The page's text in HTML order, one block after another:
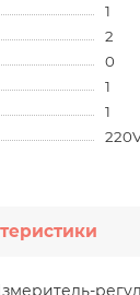
1
2
0
1
1